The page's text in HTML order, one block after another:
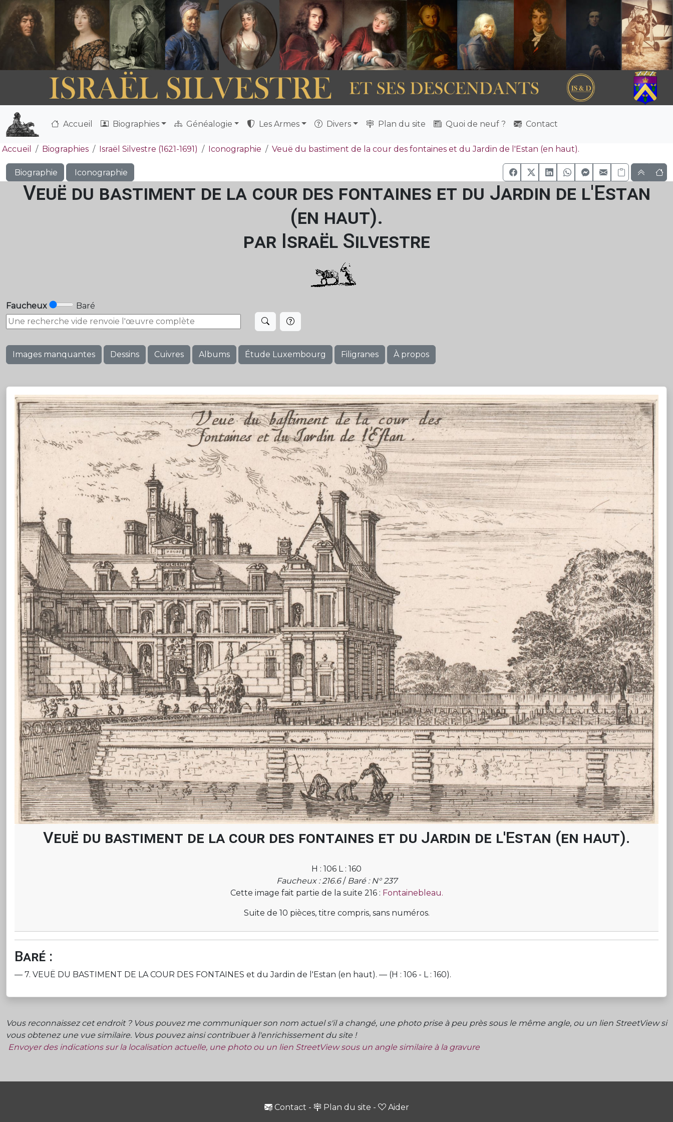
Accueil Biographies Généalogie Les Armes Divers Plan du site Quoi de neuf ? Contact
Accueil Biographies Israël Silvestre (1621-1691) Iconographie Veuë du bastiment de la cour des fontaines et du Jardin de l'Estan (en haut).
Biographie Iconographie
Veuë du bastiment de la cour des fontaines et du Jardin de l'Estan
(en haut).
par Israël Silvestre
Faucheux Baré
Images manquantes Dessins Cuivres Albums Étude Luxembourg Filigranes À propos
Veuë du bastiment de la cour des fontaines et du Jardin de l'Estan (en haut).
H : 106 L : 160
Faucheux : 216.6/ Baré : N° 237
Cette image fait partie de la suite 216 : Fontainebleau.
Suite de 10 pièces, titre compris, sans numéros.
Baré :
— 7. VEUË DU BASTIMENT DE LA COUR DES FONTAINES et du Jardin de l'Estan (en haut). — (H : 106 - L : 160).
Vous reconnaissez cet endroit ? Vous pouvez me communiquer son nom actuel s'il a changé, une photo prise à peu près sous le même angle, ou un lien StreetView si
vous obtenez une vue similaire. Vous pouvez ainsi contribuer à l'enrichissement du site !
Envoyer des indications sur la localisation actuelle, une photo ou un lien StreetView sous un angle similaire à la gravure
Contact - Plan du site - Aider